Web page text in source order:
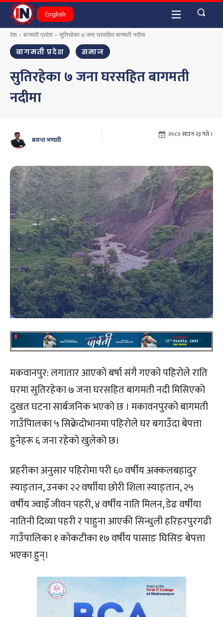
English
देश बागमती प्रदेश सुतिरहेका ७ जना घरसहित बागमती नदीमा
बागमती प्रदेश समाज
सुतिरहेका ७ जना घरसहित बागमती
नदीमा
बसन्त भण्डारी
२०८० साउन २३ गते ।
मकवानपुर: लगातार आएको बर्षा संगै गएको पहिरोले राति
घरमा सुतिरहेका ७ जना घरसहित बागमती नदी मिसिएको
दुखत घटना सार्बजनिक भएको छ । मकावनपुरको बागमती
गाउँपािलका ५ सिक्रेदोभानमा पहिरोले घर बगाउँदा बेपत्ता
हुनेहरू ६ जना रहेको खुलेको छ।
प्रहरीका अनुसार पहिरोमा परी ६० वर्षीय अक्कलबहादुर
स्याङ्तान, उनका २२ वर्षाीया छोरी शिला स्याङ्तान, २५
वर्षीय ज्वाइँ जीवन पहरी, ४ वर्षीय नाति मिलन, डेढ वर्षीया
नातिनी दिव्या पहरी र पाहुना आएकी सिन्धुली हरिहरपुरगढी
गाउँपालिका १ कोकटीका १७ वर्षीय पासाङ घिसिङ बेपत्ता
भएका हुन्।